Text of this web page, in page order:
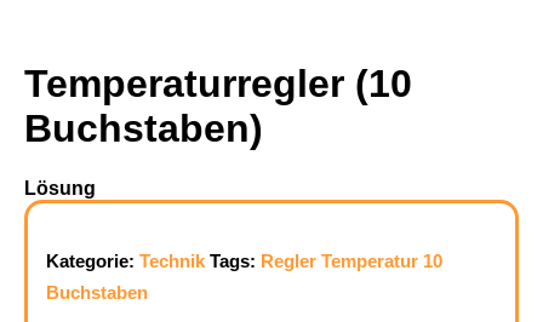
Temperaturregler (10
Buchstaben)
Lösung
Kategorie: Technik Tags: Regler Temperatur 10
Buchstaben